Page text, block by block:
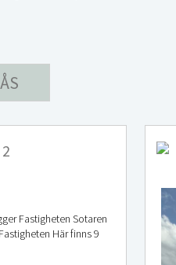
Fastigheten Sotaren
Här finns 9